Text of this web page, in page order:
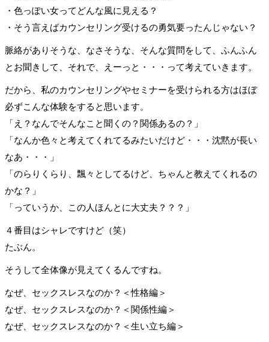
・色っぽい女ってどんな風に見える？
・そう言えばカウンセリング受けるの勇気要ったんじゃない？
脈絡がありそうな、なさそうな、そんな質問をして、ふんふん
とお聞きして、それで、えーっと・・・って考えていきます。
だから、私のカウンセリングやセミナーを受けられる方はほぼ
必ずこんな体験をすると思います。
「え？なんでそんなこと聞くの？関係あるの？」
「なんか色々と考えてくれてるみたいだけど・・・沈黙が長い
なあ・・・」
「のらりくらり、飄々としてるけど、ちゃんと教えてくれるの
かな？」
「っていうか、この人ほんとに大丈夫？？？」
４番目はシャレですけど（笑）
たぶん。
そうして全体像が見えてくるんですね。
なぜ、セックスレスなのか？＜性格編＞
なぜ、セックスレスなのか？＜関係性編＞
なぜ、セックスレスなのか？＜生い立ち編＞